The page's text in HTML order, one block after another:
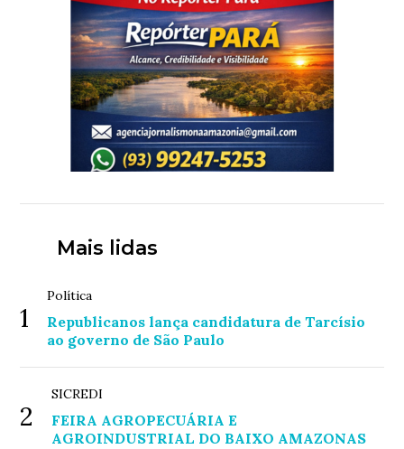
Mais lidas
1
Política
Republicanos lança candidatura de Tarcísio
ao governo de São Paulo
2
SICREDI
FEIRA AGROPECUÁRIA E
AGROINDUSTRIAL DO BAIXO AMAZONAS